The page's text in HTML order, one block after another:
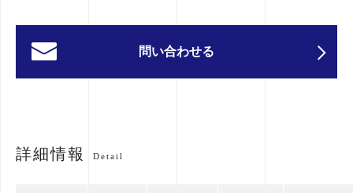
問い合わせる
詳細情報 Detail